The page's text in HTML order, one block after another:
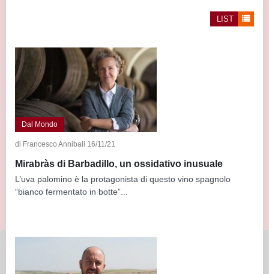
LIST
Dal Mondo
di Francesco Annibali 16/11/21
Mirabràs di Barbadillo, un ossidativo inusuale
L’uva palomino è la protagonista di questo vino spagnolo
“bianco fermentato in botte”...